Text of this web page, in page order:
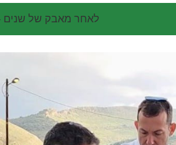
לאחר מאבק של שנים